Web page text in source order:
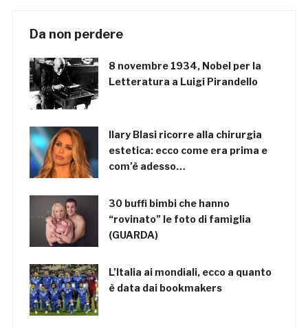
Da non perdere
8 novembre 1934, Nobel per la
Letteratura a Luigi Pirandello
Ilary Blasi ricorre alla chirurgia
estetica: ecco come era prima e
com’è adesso…
30 buffi bimbi che hanno
“rovinato” le foto di famiglia
(GUARDA)
L’Italia ai mondiali, ecco a quanto
è data dai bookmakers